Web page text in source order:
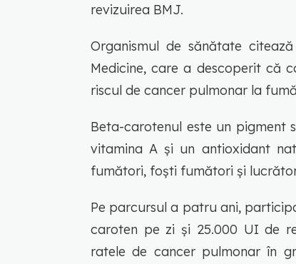
revizuirea BMJ.
Organismul de sănătate
Medicine, care a descoperit că
riscul de cancer pulmonar la
Beta-carotenul este un pigment
vitamina A și un antioxidant
fumători, foști fumători și
Pe parcursul a patru ani,
caroten pe zi și 25.000 UI de
ratele de cancer pulmonar în